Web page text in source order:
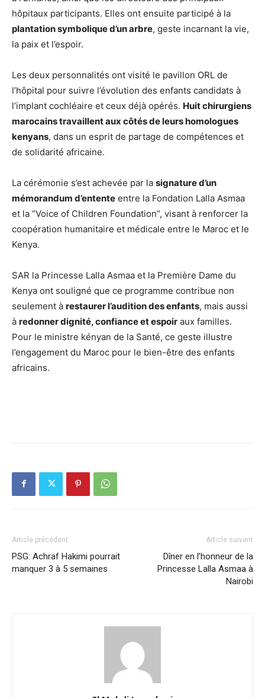
hôpitaux participants. Elles ont ensuite participé à la
plantation symbolique d’un arbre, geste incarnant la vie,
la paix et l’espoir.
Les deux personnalités ont visité le pavillon ORL de
l’hôpital pour suivre l’évolution des enfants candidats à
l’implant cochléaire et ceux déjà opérés. Huit chirurgiens
marocains travaillent aux côtés de leurs homologues
kenyans, dans un esprit de partage de compétences et
de solidarité africaine.
La cérémonie s’est achevée par la signature d’un
mémorandum d’entente entre la Fondation Lalla Asmaa
et la “Voice of Children Foundation”, visant à renforcer la
coopération humanitaire et médicale entre le Maroc et le
Kenya.
SAR la Princesse Lalla Asmaa et la Première Dame du
Kenya ont souligné que ce programme contribue non
seulement à restaurer l’audition des enfants, mais aussi
à redonner dignité, confiance et espoir aux familles.
Pour le ministre kényan de la Santé, ce geste illustre
l’engagement du Maroc pour le bien-être des enfants
africains.
Article précédent
PSG: Achraf Hakimi pourrait
manquer 3 à 5 semaines
Article suivant
Dîner en l’honneur de la
Princesse Lalla Asmaa à
Nairobi